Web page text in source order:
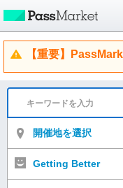
【重要】
開催地を選択
Getting Better